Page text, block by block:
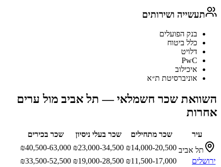
תעשייה ושירותים
בנק הפועלים
כלל ביטוח
דלויט
PwC
איכילוב
אוניברסיטת ת״א
השוואת שכר חשמלאי— תל אביב מול ערים
אחרות
עיר שכר מתחילים שכר בעלי ניסיון
שכר בכירים
תל אביב
₪14,000-20,500
₪23,000-34,500
₪40,500-63,000
ירושלים
₪11,500-17,000
₪19,000-28,500
₪33,500-52,500